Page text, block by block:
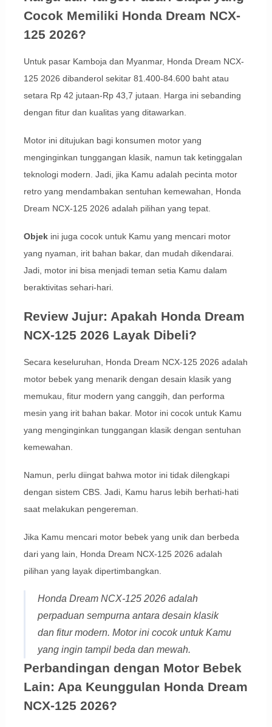
Cocok Memiliki Honda Dream NCX-
125 2026?
Untuk pasar Kamboja dan Myanmar, Honda Dream NCX-
125 2026 dibanderol sekitar 81.400-84.600 baht atau
setara Rp 42 jutaan-Rp 43,7 jutaan. Harga ini sebanding
dengan fitur dan kualitas yang ditawarkan.
Motor ini ditujukan bagi konsumen motor yang
menginginkan tunggangan klasik, namun tak ketinggalan
teknologi modern. Jadi, jika Kamu adalah pecinta motor
retro yang mendambakan sentuhan kemewahan, Honda
Dream NCX-125 2026 adalah pilihan yang tepat.
Objekini juga cocok untuk Kamu yang mencari motor
yang nyaman, irit bahan bakar, dan mudah dikendarai.
Jadi, motor ini bisa menjadi teman setia Kamu dalam
beraktivitas sehari-hari.
Review Jujur: Apakah Honda Dream
NCX-125 2026 Layak Dibeli?
Secara keseluruhan, Honda Dream NCX-125 2026 adalah
motor bebek yang menarik dengan desain klasik yang
memukau, fitur modern yang canggih, dan performa
mesin yang irit bahan bakar. Motor ini cocok untuk Kamu
yang menginginkan tunggangan klasik dengan sentuhan
kemewahan.
Namun, perlu diingat bahwa motor ini tidak dilengkapi
dengan sistem CBS. Jadi, Kamu harus lebih berhati-hati
saat melakukan pengereman.
Jika Kamu mencari motor bebek yang unik dan berbeda
dari yang lain, Honda Dream NCX-125 2026 adalah
pilihan yang layak dipertimbangkan.
Honda Dream NCX-125 2026 adalah
perpaduan sempurna antara desain klasik
dan fitur modern. Motor ini cocok untuk Kamu
yang ingin tampil beda dan mewah.
Perbandingan dengan Motor Bebek
Lain: Apa Keunggulan Honda Dream
NCX-125 2026?